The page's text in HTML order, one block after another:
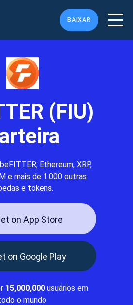
BAIXAR
(FIU)
Ethereum, XRP,
e mais de 1.000 outras
e tokens.
on App Store
on Google Play
15,000,000usuários em
o mundo